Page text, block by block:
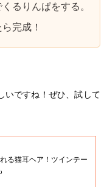
るりんぱをする。
完成！
いですね！ぜひ、試して
る猫耳ヘア！ツインテー